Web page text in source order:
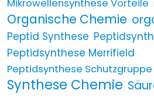
Mikrowellensynthese Vorteile
Organische Chemie
Peptid Synthese
Peptidsynthese Merrifield
Peptidsynthese Schutzgruppe
Synthese Chemie